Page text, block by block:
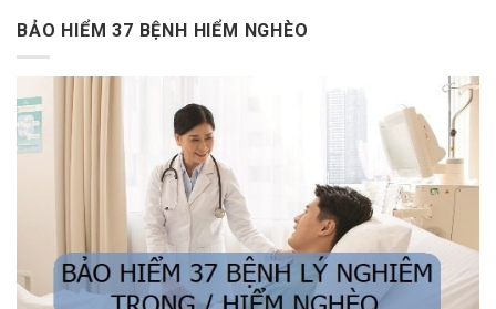
BẢO HIỂM 37 BỆNH HIỂM NGHÈO